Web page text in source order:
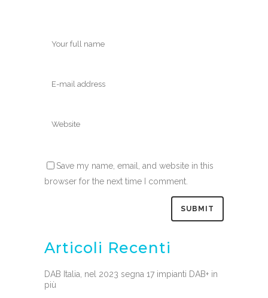
Save my name, email, and website in this
browser for the next time I comment.
Articoli Recenti
DAB Italia, nel 2023 segna 17 impianti DAB+ in
più